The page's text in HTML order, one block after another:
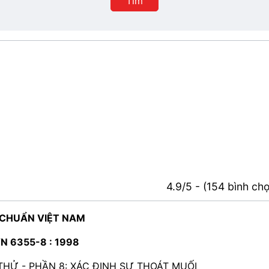
4.9/5 - (154 bình
VIỆT NAM
6355-8 : 1998
- PHẦN 8: XÁC ĐỊNH SỰ THOÁT MUỐI